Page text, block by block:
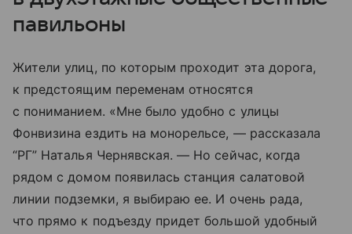
павильоны
Жители улиц, по которым проходит эта дорога,
к предстоящим переменам относятся
с пониманием. «Мне было удобно с улицы
Фонвизина ездить на монорельсе, — рассказала
“РГ” Наталья Чернявская. — Но сейчас, когда
рядом с домом появилась станция салатовой
линии подземки, я выбираю ее. И очень рада,
что прямо к подъезду придет большой удобный